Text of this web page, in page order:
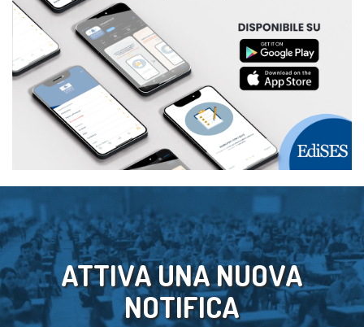
ATTIVA UNA NUOVA
NOTIFICA